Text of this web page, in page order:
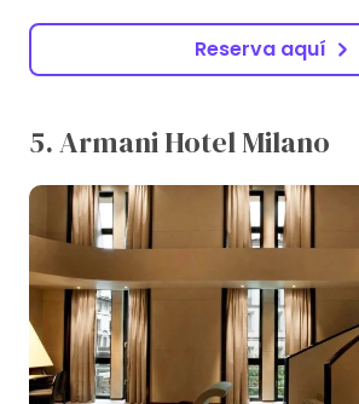
Reserva aquí
5. Armani Hotel Milano